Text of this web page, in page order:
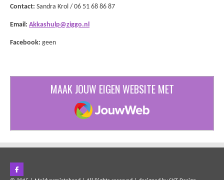
Contact: Sandra Krol / 06 51 68 86 87
Email: Akkashulp@ziggo.nl
Facebook: geen
MAAK JOUW EIGEN WEBSITE MET
JOUWWEB
F
a